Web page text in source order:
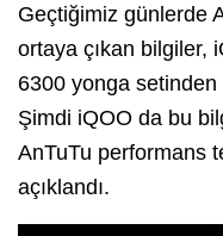
Geçtiğimiz günlerde
ortaya çıkan bilgiler,
6300 yonga setinden
Şimdi iQOO da bu
AnTuTu performans
açıklandı.